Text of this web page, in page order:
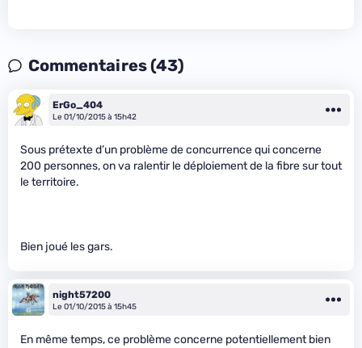
Commentaires (43)
ErGo_404
Le 01/10/2015 à 15h42
Sous prétexte d’un problème de concurrence qui concerne
200 personnes, on va ralentir le déploiement de la fibre sur tout
le territoire.
Bien joué les gars.
night57200
Le 01/10/2015 à 15h45
En même temps, ce problème concerne potentiellement bien